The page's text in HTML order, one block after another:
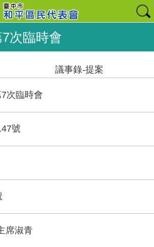
次臨時會
議事錄-提案
次臨時會
號
席淑青